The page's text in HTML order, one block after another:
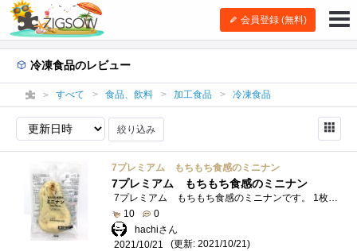
会員登録 (無料)
冷凍食品のレビュー
すべて 食品、飲料 加工食品 冷凍食品
絞り込み
7プレミアム もちもち食感のミニナン
7プレミアム もちもち食感のミニナン
7プレミアム もちもち食感のミニナンです。 1枚50gの小さなナンの2枚入りです。 もちもちで、本格的なナンです。 当然、インド風の「バター...
10
0
hachiさん
2021/10/21
(更新: 2021/10/21)